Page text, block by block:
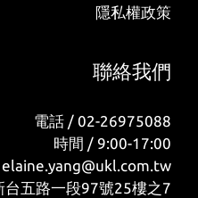
隱私權政策
聯絡我們
電話 / 02-26975088
時間 / 9:00-17:00
五路一段97號25樓之7